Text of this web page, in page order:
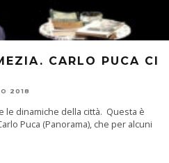
CARLO PUCA CI
2018
le dinamiche della città. Questa è
Puca (Panorama), che per alcuni